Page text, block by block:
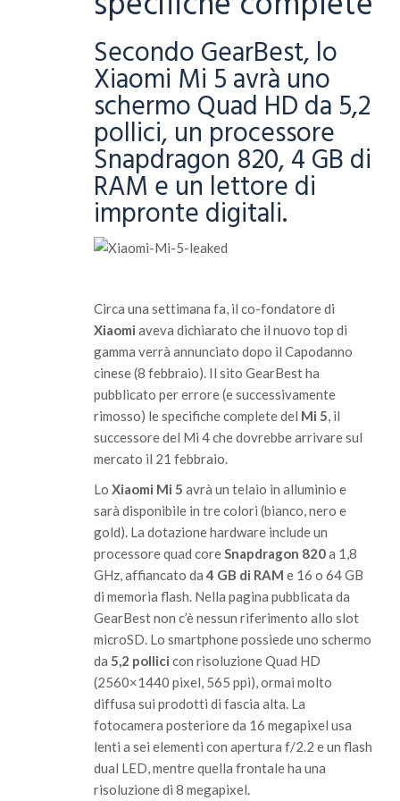
Secondo GearBest, lo
Xiaomi Mi 5 avrà uno
schermo Quad HD da 5,2
pollici, un processore
Snapdragon 820, 4 GB di
RAM e un lettore di
impronte digitali.
Circa una settimana fa, il co-fondatore di
Xiaomi aveva dichiarato che il nuovo top di
gamma verrà annunciato dopo il Capodanno
cinese (8 febbraio). Il sito GearBest ha
pubblicato per errore (e successivamente
rimosso) le specifiche complete del Mi 5, il
successore del Mi 4 che dovrebbe arrivare sul
mercato il 21 febbraio.
Lo Xiaomi Mi 5 avrà un telaio in alluminio e
sarà disponibile in tre colori (bianco, nero e
gold). La dotazione hardware include un
processore quad coreSnapdragon 820a 1,8
GHz, affiancato da4 GB di RAM e 16 o 64 GB
di memoria flash. Nella pagina pubblicata da
GearBest non c’è nessun riferimento allo slot
microSD. Lo smartphone possiede uno schermo
da 5,2 pollici con risoluzione Quad HD
(2560×1440 pixel, 565 ppi), ormai molto
diffusa sui prodotti di fascia alta. La
fotocamera posteriore da 16 megapixel usa
lenti a sei elementi con apertura f/2.2 e un flash
dual LED, mentre quella frontale ha una
risoluzione di 8 megapixel.